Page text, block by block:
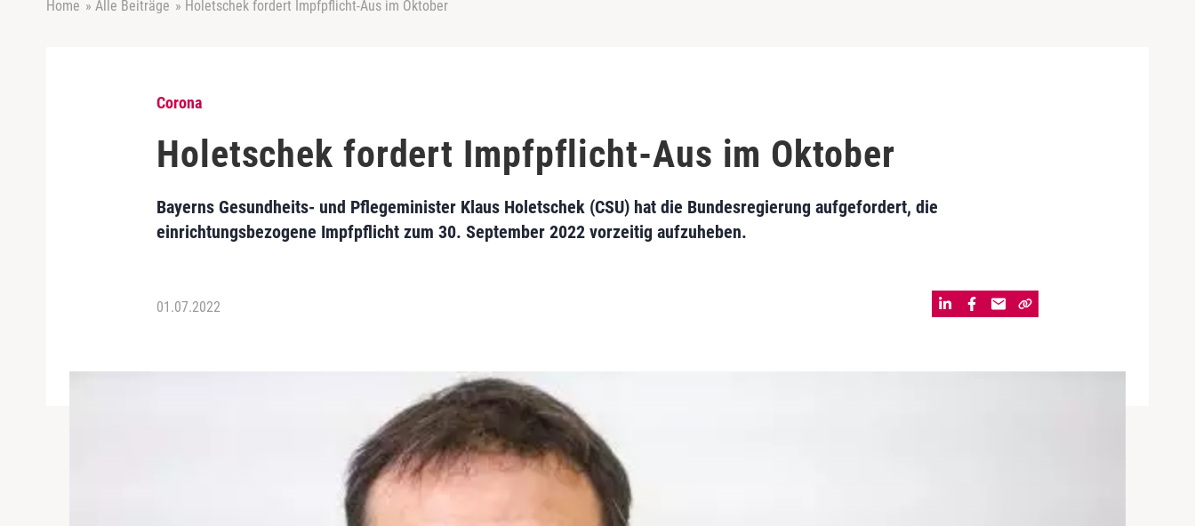
Home » Alle Beiträge » Holetschek fordert Impfpflicht-Aus im Oktober
Corona
Holetschek fordert Impfpflicht-Aus im Oktober
Bayerns Gesundheits- und Pflegeminister Klaus Holetschek (CSU) hat die Bundesregierung aufgefordert, die
einrichtungsbezogene Impfpflicht zum 30. September 2022 vorzeitig aufzuheben.
01.07.2022